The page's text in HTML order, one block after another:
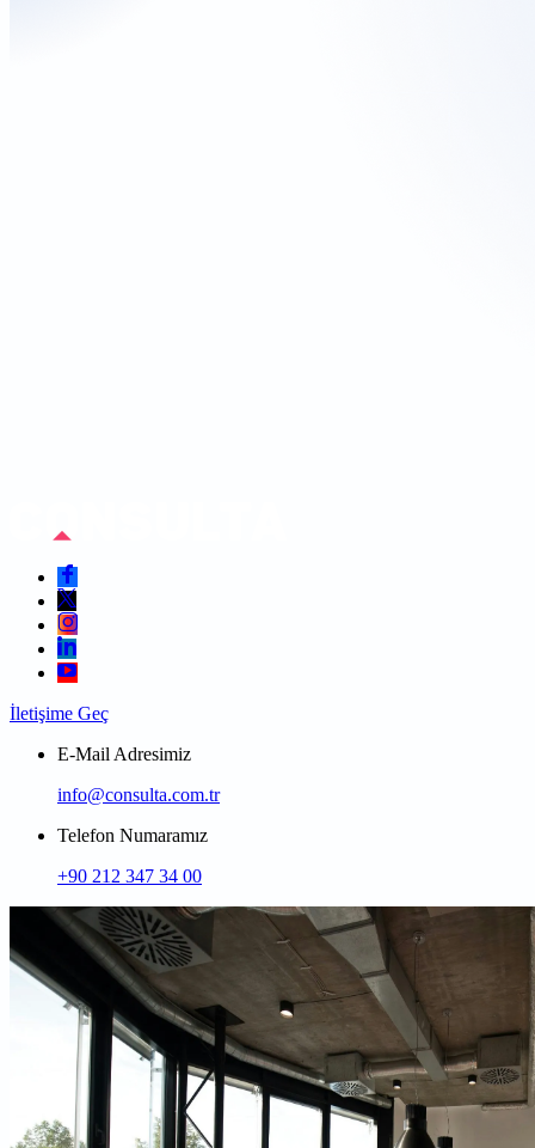
İletişime Geç
E-Mail Adresimiz
info@consulta.com.tr
Telefon Numaramız
+90 212 347 34 00